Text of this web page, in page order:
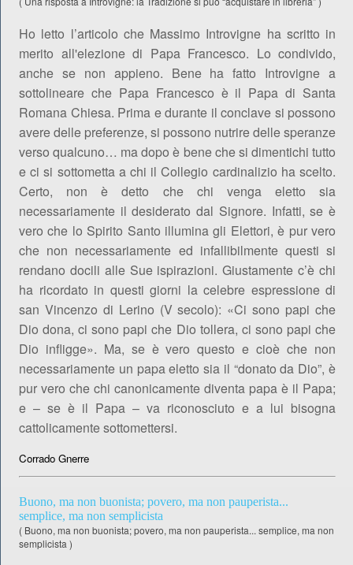
Ho letto l’articolo che Massimo Introvigne ha scritto in
merito all'elezione di Papa Francesco. Lo condivido,
anche se non appieno. Bene ha fatto Introvigne a
sottolineare che Papa Francesco è il Papa di Santa
Romana Chiesa. Prima e durante il conclave si possono
avere delle preferenze, si possono nutrire delle speranze
verso qualcuno… ma dopo è bene che si dimentichi tutto
e ci si sottometta a chi il Collegio cardinalizio ha scelto.
Certo, non è detto che chi venga eletto sia
necessariamente il desiderato dal Signore. Infatti, se è
vero che lo Spirito Santo illumina gli Elettori, è pur vero
che non necessariamente ed infallibilmente questi si
rendano docili alle Sue ispirazioni. Giustamente c’è chi
ha ricordato in questi giorni la celebre espressione di
san Vincenzo di Lerino (V secolo): «Ci sono papi che
Dio dona, ci sono papi che Dio tollera, ci sono papi che
Dio infligge». Ma, se è vero questo e cioè che non
necessariamente un papa eletto sia il “donato da Dio”, è
pur vero che chi canonicamente diventa papa è il Papa;
e – se è il Papa – va riconosciuto e a lui bisogna
cattolicamente sottomettersi.
Corrado Gnerre
Buono, ma non buonista; povero, ma non pauperista...
semplice, ma non semplicista
( Buono, ma non buonista; povero, ma non pauperista... semplice, ma non
semplicista )